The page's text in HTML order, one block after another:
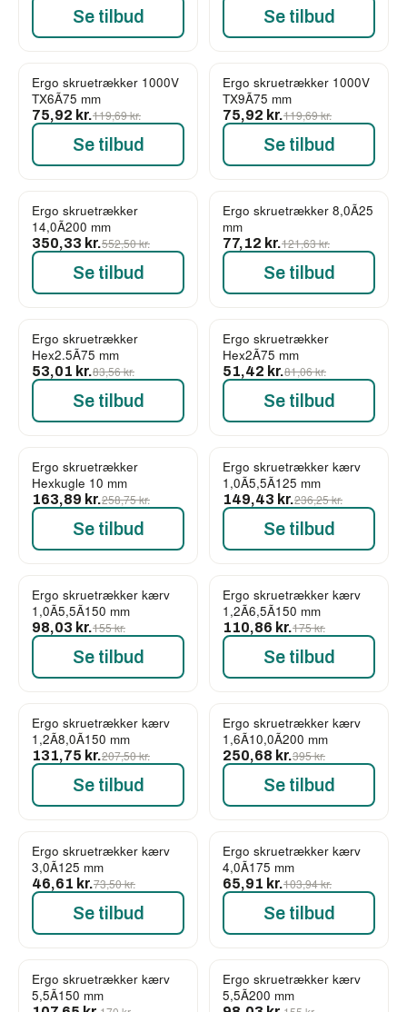
Se tilbud Se tilbud
-37%
Ergo skruetrækker 1000V
TX6Ã75 mm
75,92 kr.119,69 kr.
Se tilbud
-37%
Ergo skruetrækker 1000V
TX9Ã75 mm
75,92 kr.119,69 kr.
Se tilbud
-37%
Ergo skruetrækker
14,0Ã200 mm
350,33 kr.552,50 kr.
Se tilbud
-37%
Ergo skruetrækker 8,0Ã25
mm
77,12 kr.121,63 kr.
Se tilbud
-37%
Ergo skruetrækker
Hex2.5Ã75 mm
53,01 kr.83,56 kr.
Se tilbud
-37%
Ergo skruetrækker
Hex2Ã75 mm
51,42 kr.81,06 kr.
Se tilbud
-37%
Ergo skruetrækker
Hexkugle 10 mm
163,89 kr.258,75 kr.
Se tilbud
-37%
Ergo skruetrækker kærv
1,0Ã5,5Ã125 mm
149,43 kr.236,25 kr.
Se tilbud
-37%
Ergo skruetrækker kærv
1,0Ã5,5Ã150 mm
98,03 kr.155 kr.
Se tilbud
-37%
Ergo skruetrækker kærv
1,2Ã6,5Ã150 mm
110,86 kr.175 kr.
Se tilbud
-37%
Ergo skruetrækker kærv
1,2Ã8,0Ã150 mm
131,75 kr.207,50 kr.
Se tilbud
-37%
Ergo skruetrækker kærv
1,6Ã10,0Ã200 mm
250,68 kr.395 kr.
Se tilbud
-37%
Ergo skruetrækker kærv
3,0Ã125 mm
46,61 kr.73,50 kr.
Se tilbud
-37%
Ergo skruetrækker kærv
4,0Ã175 mm
65,91 kr.103,94 kr.
Se tilbud
-37%
Ergo skruetrækker kærv
5,5Ã150 mm
-37%
Ergo skruetrækker kærv
5,5Ã200 mm